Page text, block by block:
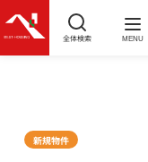
全体検索 MENU
新規物件